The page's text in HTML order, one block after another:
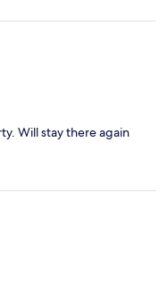
Will stay there again